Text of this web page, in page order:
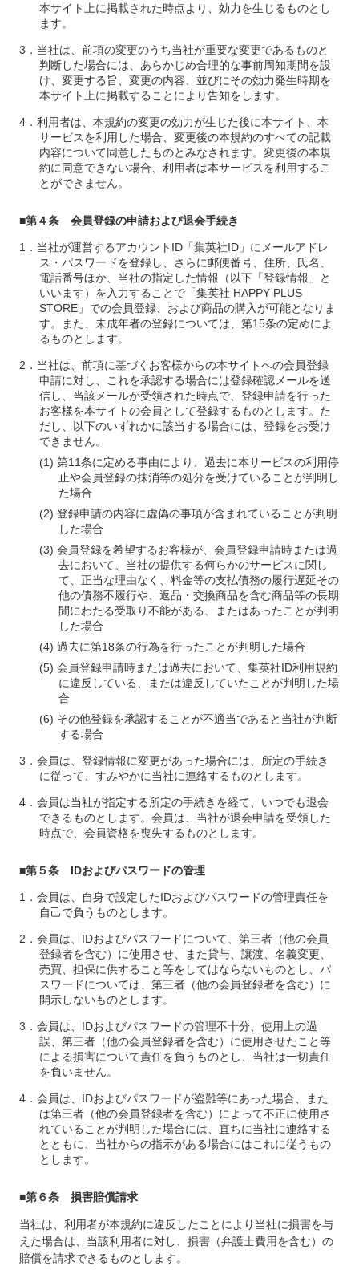
本サイト上に掲載された時点より、効力を生じるものとし
ます。
当社は、前項の変更のうち当社が重要な変更であるものと
判断した場合には、あらかじめ合理的な事前周知期間を設
け、変更する旨、変更の内容、並びにその効力発生時期を
本サイト上に掲載することにより告知をします。
利用者は、本規約の変更の効力が生じた後に本サイト、本
サービスを利用した場合、変更後の本規約のすべての記載
内容について同意したものとみなされます。変更後の本規
約に同意できない場合、利用者は本サービスを利用するこ
とができません。
■第４条 会員登録の申請および退会手続き
当社が運営するアカウントID「集英社ID」にメールアドレ
ス・パスワードを登録し、さらに郵便番号、住所、氏名、
電話番号ほか、当社の指定した情報（以下「登録情報」と
いいます）を入力することで「集英社 HAPPY PLUS
STORE」での会員登録、および商品の購入が可能となりま
す。また、未成年者の登録については、第15条の定めによ
るものとします。
当社は、前項に基づくお客様からの本サイトへの会員登録
申請に対し、これを承認する場合には登録確認メールを送
信し、当該メールが受領された時点で、登録申請を行った
お客様を本サイトの会員として登録するものとします。た
だし、以下のいずれかに該当する場合には、登録をお受け
できません。
第11条に定める事由により、過去に本サービスの利用停
止や会員登録の抹消等の処分を受けていることが判明し
た場合
登録申請の内容に虚偽の事項が含まれていることが判明
した場合
会員登録を希望するお客様が、会員登録申請時または過
去において、当社の提供する何らかのサービスに関し
て、正当な理由なく、料金等の支払債務の履行遅延その
他の債務不履行や、返品・交換商品を含む商品等の長期
間にわたる受取り不能がある、またはあったことが判明
した場合
過去に第18条の行為を行ったことが判明した場合
会員登録申請時または過去において、集英社ID利用規約
に違反している、または違反していたことが判明した場
合
その他登録を承認することが不適当であると当社が判断
する場合
会員は、登録情報に変更があった場合には、所定の手続き
に従って、すみやかに当社に連絡するものとします。
会員は当社が指定する所定の手続きを経て、いつでも退会
できるものとします。会員は、当社が退会申請を受領した
時点で、会員資格を喪失するものとします。
■第５条 IDおよびパスワードの管理
会員は、自身で設定したIDおよびパスワードの管理責任を
自己で負うものとします。
会員は、IDおよびパスワードについて、第三者（他の会員
登録者を含む）に使用させ、また貸与、譲渡、名義変更、
売買、担保に供すること等をしてはならないものとし、パ
スワードについては、第三者（他の会員登録者を含む）に
開示しないものとします。
会員は、IDおよびパスワードの管理不十分、使用上の過
誤、第三者（他の会員登録者を含む）に使用させたこと等
による損害について責任を負うものとし、当社は一切責任
を負いません。
会員は、IDおよびパスワードが盗難等にあった場合、また
は第三者（他の会員登録者を含む）によって不正に使用さ
れていることが判明した場合には、直ちに当社に連絡する
とともに、当社からの指示がある場合にはこれに従うもの
とします。
■第６条 損害賠償請求
当社は、利用者が本規約に違反したことにより当社に損害を与
えた場合は、当該利用者に対し、損害（弁護士費用を含む）の
賠償を請求できるものとします。